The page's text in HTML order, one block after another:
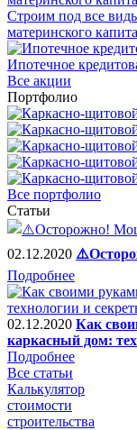
Строим под все
материнского
Ипотечное
Все акции
Портфолио
Все портфолио
Статьи
02.12.2020
Подробнее
02.12.2020 Как
каркасный дом:
Подробнее
Все статьи
Калькулятор
стоимости
строительства